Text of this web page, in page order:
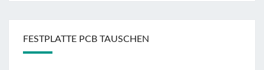
FESTPLATTE PCB TAUSCHEN